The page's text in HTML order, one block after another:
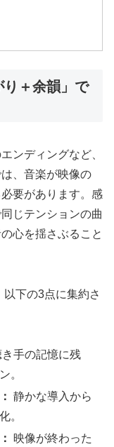
＋余韻」で
ンディングなど、
、音楽が映像の
要があります。感
じテンションの曲
心を揺さぶること
下の3点に集約さ
き手の記憶に残
。
静かな導入から
。
映像が終わった